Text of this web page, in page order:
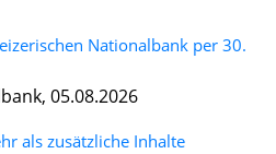
Nationalbank per 30.
05.08.2026
als zusätzliche Inhalte